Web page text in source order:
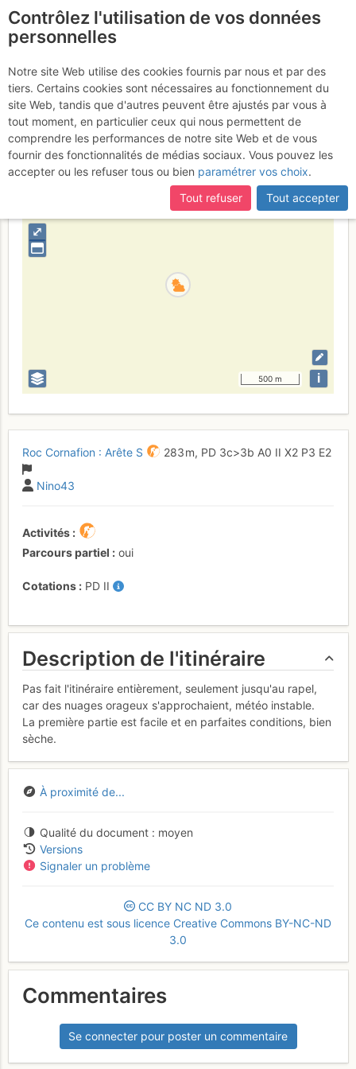
certaines pages ne sont plus accessibles, manquantes ou
incomplètes, déconnectez-vous puis reconnectez-vous à votre
compte sur le site.
Roc Cornafion : Arête S
Dimanche 9 avril 2017
France Isère Vercors
⤢
500 m i
Roc Cornafion : Arête S 283 m, PD 3c>3b A0 II X2 P3 E2
Nino43
Activités
Parcours partiel
oui
Cotations PD II
Description de l'itinéraire
Pas fait l'itinéraire entièrement, seulement jusqu'au rapel,
car des nuages orageux s'approchaient, météo instable.
La première partie est facile et en parfaites conditions, bien
sèche.
À proximité de...
Qualité du document
moyen
Versions
Signaler un problème
CC BY NC ND 3.0
Ce contenu est sous licence Creative Commons BY-NC-ND
3.0
Commentaires
Se connecter pour poster un commentaire
Contrôlez l'utilisation de vos données
personnelles
Notre site Web utilise des cookies fournis par nous et par des
tiers. Certains cookies sont nécessaires au fonctionnement du
site Web, tandis que d'autres peuvent être ajustés par vous à
tout moment, en particulier ceux qui nous permettent de
comprendre les performances de notre site Web et de vous
fournir des fonctionnalités de médias sociaux. Vous pouvez les
accepter ou les refuser tous ou bien paramétrer vos choix.
Tout refuser
Tout accepter